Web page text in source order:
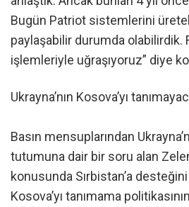
Bugün Patriot sistemlerini
paylaşabilir durumda olabilirdik.
işlemleriyle uğraşıyoruz” diye
Ukrayna’nın Kosova’yı
Basın mensuplarından
tutumuna dair bir soru alan
konusunda Sırbistan’a desteğini
Kosova’yı tanımama